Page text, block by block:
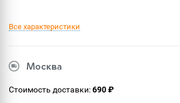
Все характеристики
Москва
Стоимость доставки:690 ₽